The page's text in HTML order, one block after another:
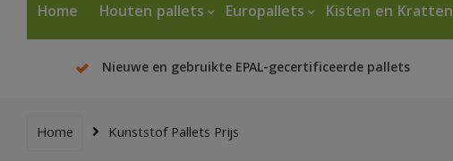
Home Houten pallets Europallets Kisten en Kratten
Nieuwe en gebruikte EPAL-gecertificeerde pallets
Home Kunststof Pallets Prijs